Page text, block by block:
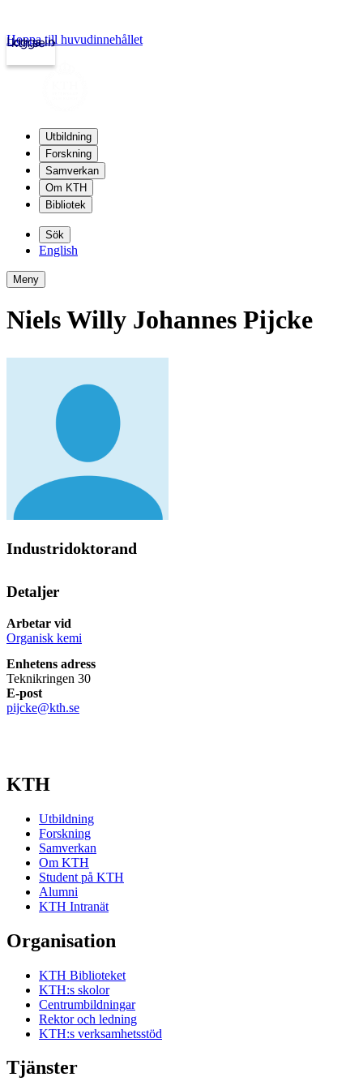
kth.se
Logga in
Hoppa till huvudinnehållet
Utbildning
Forskning
Samverkan
Om KTH
Bibliotek
Sök
English
Meny
Niels Willy Johannes Pijcke
Industridoktorand
Detaljer
Arbetar vid
Organisk kemi
Enhetens adress
Teknikringen 30
E-post
pijcke@kth.se
KTH
Utbildning
Forskning
Samverkan
Om KTH
Student på KTH
Alumni
KTH Intranät
Organisation
KTH Biblioteket
KTH:s skolor
Centrumbildningar
Rektor och ledning
KTH:s verksamhetsstöd
Tjänster